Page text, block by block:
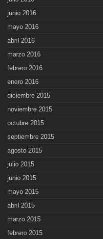
junio 2016
mayo 2016
abril 2016
marzo 2016
febrero 2016
enero 2016
diciembre 2015
noviembre 2015
octubre 2015
septiembre 2015
agosto 2015
julio 2015
junio 2015
mayo 2015
abril 2015
marzo 2015
febrero 2015